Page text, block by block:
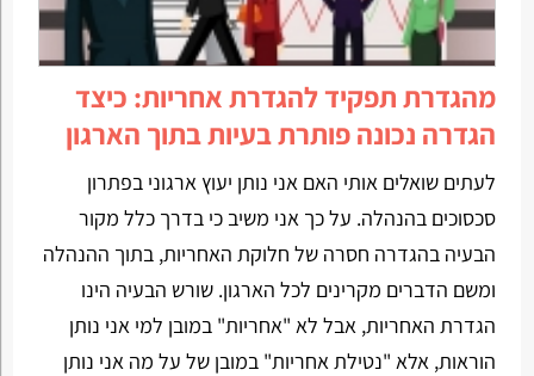
מהגדרת תפקיד להגדרת אחריות: כיצד
הגדרה נכונה פותרת בעיות בתוך הארגון
לעתים שואלים אותי האם אני נותן יעוץ ארגוני בפתרון
סכסוכים בהנהלה. על כך אני משיב כי בדרך כלל מקור
הבעיה בהגדרה חסרה של חלוקת האחריות, בתוך ההנהלה
ומשם הדברים מקרינים לכל הארגון. שורש הבעיה הינו
הגדרת האחריות, אבל לא "אחריות" במובן למי אני נותן
הוראות, אלא "נטילת אחריות" במובן של על מה אני נותן